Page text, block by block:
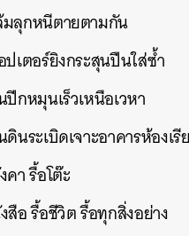
ลุกหนีตายตามกัน
ปเตอร์ยิงกระสุนปืนใส่ซ้ำ
ปีกหมุนเร็วเหนือเวหา
นระเบิดเจาะอาคารห้องเ
า รื้อโต๊ะ
สือ รื้อชีวิต รื้อทุกสิ่งอย่าง